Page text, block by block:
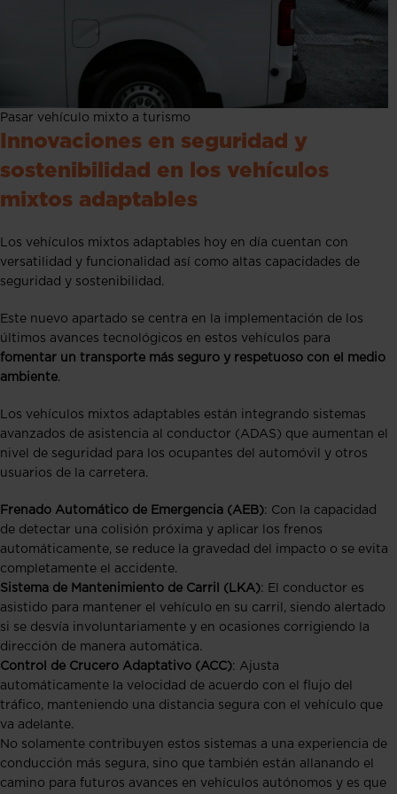
Pasar vehículo mixto a turismo
Innovaciones en seguridad y
sostenibilidad en los vehículos
mixtos adaptables
Los vehículos mixtos adaptables hoy en día cuentan con
versatilidad y funcionalidad así como altas capacidades de
seguridad y sostenibilidad.
Este nuevo apartado se centra en la implementación de los
últimos avances tecnológicos en estos vehículos para
fomentar un transporte más seguro y respetuoso con el medio
ambiente.
Los vehículos mixtos adaptables están integrando sistemas
avanzados de asistencia al conductor (ADAS) que aumentan el
nivel de seguridad para los ocupantes del automóvil y otros
usuarios de la carretera.
Frenado Automático de Emergencia (AEB): Con la capacidad
de detectar una colisión próxima y aplicar los frenos
automáticamente, se reduce la gravedad del impacto o se evita
completamente el accidente.
Sistema de Mantenimiento de Carril (LKA): El conductor es
asistido para mantener el vehículo en su carril, siendo alertado
si se desvía involuntariamente y en ocasiones corrigiendo la
dirección de manera automática.
Control de Crucero Adaptativo (ACC): Ajusta
automáticamente la velocidad de acuerdo con el flujo del
tráfico, manteniendo una distancia segura con el vehículo que
va adelante.
No solamente contribuyen estos sistemas a una experiencia de
conducción más segura, sino que también están allanando el
camino para futuros avances en vehículos autónomos y es que